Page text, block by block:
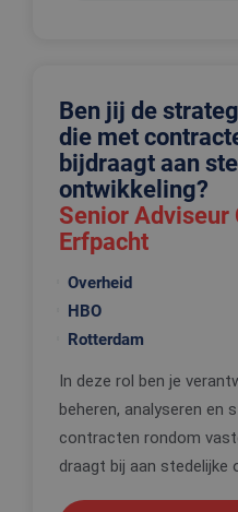
Ben jij de
die met
bijdraagt aan
ontwikkeling?
Senior Adviseur
Erfpacht
Overheid
HBO
Rotterdam
In deze rol ben je
beheren, analyseren en
contracten rondom
draagt bij aan stedelijke